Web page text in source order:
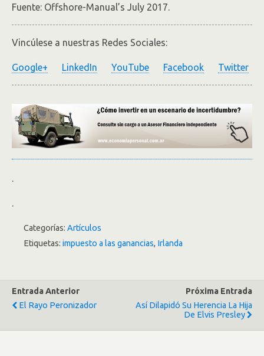
Fuente: Offshore-Manual’s July 2017.
Vincúlese a nuestras Redes Sociales:
Google+ LinkedIn YouTube Facebook Twitter
.
.
Categorías: Artículos
Etiquetas: impuesto a las ganancias, Irlanda
Entrada Anterior
El Rayo Peronizador
Próxima Entrada
Así Dilapidó Su Herencia La Hija
De Elvis Presley